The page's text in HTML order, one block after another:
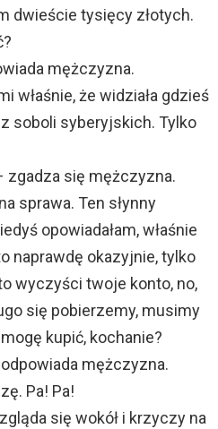
dwieście tysięcy złotych.
mężczyzna.
właśnie, że widziała gdzieś
soboli syberyjskich. Tylko
zgadza się mężczyzna.
sprawa. Ten słynny
opowiadałam, właśnie
naprawdę okazyjnie, tylko
wyczyści twoje konto, no,
się pobierzemy, musimy
kupić, kochanie?
mężczyzna.
Pa! Pa!
się wokół i krzyczy na